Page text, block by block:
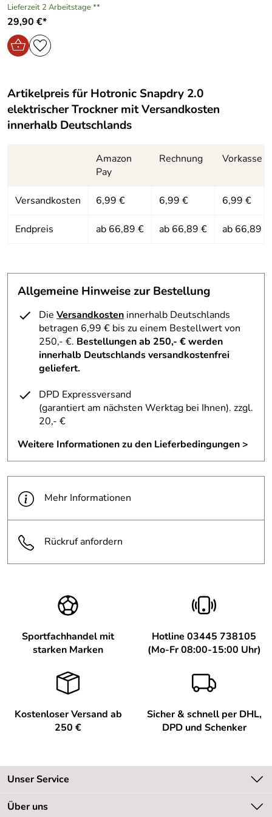
Lieferzeit 2 Arbeitstage **
29,90 €*
Artikelpreis fürHotronic Snapdry 2.0
elektrischer Trocknermit Versandkosten
innerhalb Deutschlands
Amazon
Pay
Rechnung Vorkasse
Versandkosten 6,99 € 6,99 € 6,99 €
Endpreis ab 66,89 € ab 66,89 € ab 66,89 €
Allgemeine Hinweise zur Bestellung
Die Versandkosten innerhalb Deutschlands
betragen 6,99 € bis zu einem Bestellwert von
250,- €. Bestellungen ab 250,- € werden
innerhalb Deutschlands versandkostenfrei
geliefert.
DPD Expressversand
(garantiert am nächsten Werktag bei Ihnen). zzgl.
20,- €
Weitere Informationen zu den Lieferbedingungen >
Mehr Informationen
Rückruf anfordern
Sportfachhandel mit
starken Marken
Hotline 03445 738105
(Mo-Fr 08:00-15:00 Uhr)
Kostenloser Versand ab
250 €
Sicher & schnell per DHL,
DPD und Schenker
Unser Service
Kontakt
Über uns